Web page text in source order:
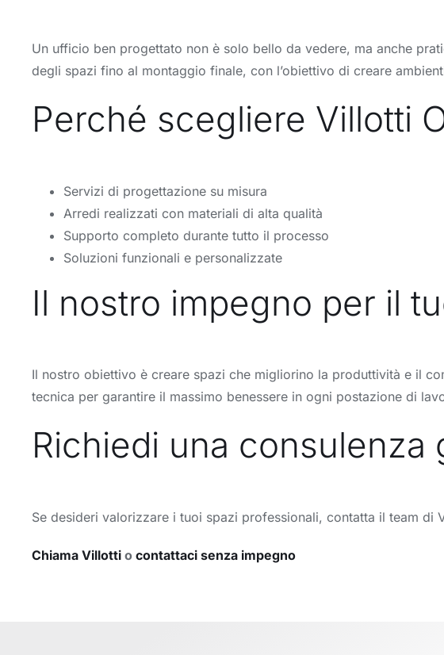
Un ufficio ben progettato non è solo bello da vedere, ma anche
degli spazi fino al montaggio finale, con l’obiettivo di creare
Perché scegliere Villotti
Servizi di progettazione su misura
Arredi realizzati con materiali di alta qualità
Supporto completo durante tutto il processo
Soluzioni funzionali e personalizzate
Il nostro impegno per il
Il nostro obiettivo è creare spazi che migliorino la produttività e il
tecnica per garantire il massimo benessere in ogni postazione di
Richiedi una consulenza
Se desideri valorizzare i tuoi spazi professionali, contatta il team di
Chiama Villotti o contattaci senza impegno